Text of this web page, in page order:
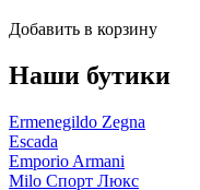
Добавить в корзину
Наши бутики
Ermenegildo Zegna
Escada
Emporio Armani
Milo Спорт Люкс